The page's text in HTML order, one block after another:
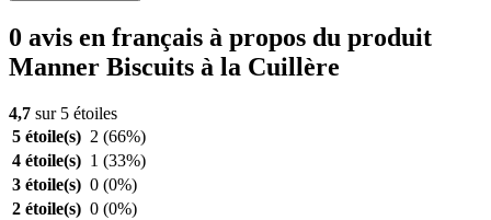
0 avis en français à propos du produit
Manner Biscuits à la Cuillère
4,7 sur 5 étoiles
5 étoile(s) 2 (66%)
4 étoile(s) 1 (33%)
3 étoile(s) 0 (0%)
2 étoile(s) 0 (0%)